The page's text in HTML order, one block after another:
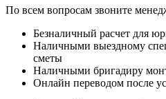
По всем вопросам звоните
Безналичный расчет для
Наличными выездному
сметы
Наличными бригадиру
Онлайн переводом после